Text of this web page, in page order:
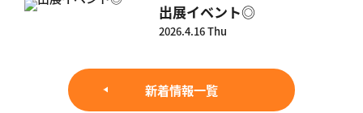
出展イベント◎
2026.4.16 Thu
新着情報一覧